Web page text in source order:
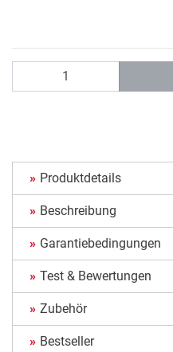
Produktdetails
Beschreibung
Garantiebedingungen
Test & Bewertungen
Zubehör
Bestseller